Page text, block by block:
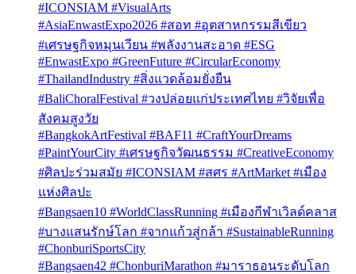
#ICONSIAM #VisualArts
#AsiaEnwastExpo2026 #สอท #อุตสาหกรรมสีเขียว
#เศรษฐกิจหมุนเวียน #พลังงานสะอาด #ESG
#EnwastExpo #GreenFuture #CircularEconomy
#ThailandIndustry #สิ่งแวดล้อมยั่งยืน
#BaliChoralFestival #วงปล่อยแก่ประเทศไทย #วิจัยเพื่อ
สังคมสูงวัย
#BangkokArtFestival #BAF11 #CraftYourDreams
#PaintYourCity #เศรษฐกิจวัฒนธรรม #CreativeEconomy
#ศิลปะร่วมสมัย #ICONSIAM #สศร #ArtMarket #เมือง
แห่งศิลปะ
#Bangsaen10 #WorldClassRunning #เมืองกีฬาเวิลด์คลาส
#บางแสนรักษ์โลก #จากแก้วสู่กล้า #SustainableRunning
#ChonburiSportsCity
#Bangsaen42 #ChonburiMarathon #มาราธอนระดับโลก